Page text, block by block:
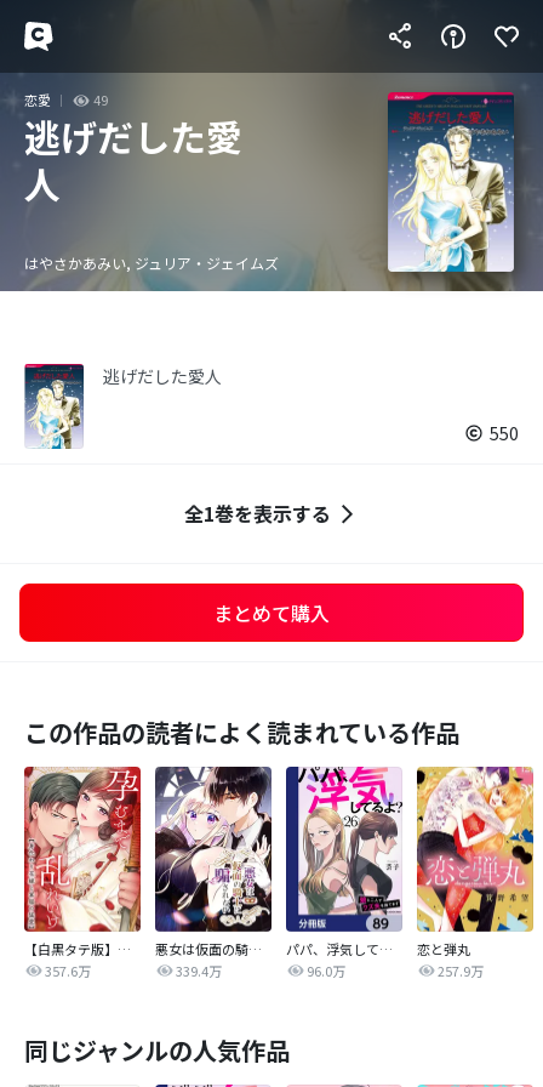
恋愛 49
逃げだした愛
人
はやさかあみい, ジュリア・ジェイムズ
逃げだした愛人
550
全1巻を表示する
まとめて購入
この作品の読者によく読まれている作品
【白黒タテ版】孕むまで乱れいけ～身代わり花嫁と軍服の猛愛
357.6万
悪女は仮面の騎士に騙されない
339.4万
パパ、浮気してるよ？娘と二人でクズ夫を捨てます【分冊版】
96.0万
恋と弾丸
257.9万
同じジャンルの人気作品